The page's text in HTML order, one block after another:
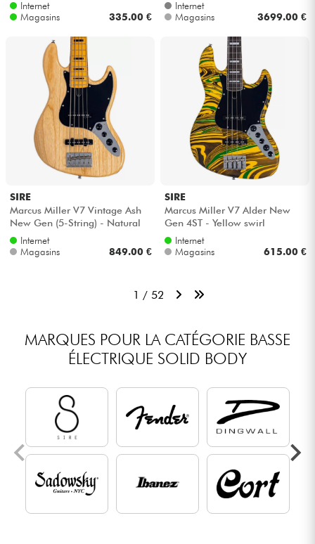
Internet
Magasins
335.00 €
Internet
Magasins
3699.00 €
SIRE
Marcus Miller V7 Vintage Ash
New Gen (5-String) - Natural
Internet
Magasins
849.00 €
SIRE
Marcus Miller V7 Alder New
Gen 4ST - Yellow swirl
Internet
Magasins
615.00 €
1 / 52
MARQUES POUR LA CATÉGORIE BASSE
ÉLECTRIQUE SOLID BODY